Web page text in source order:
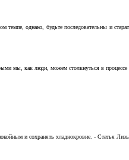
однако, будьте последовательны и
мы, как люди, можем столкнуться в
и сохранять хладнокровие. - Статья